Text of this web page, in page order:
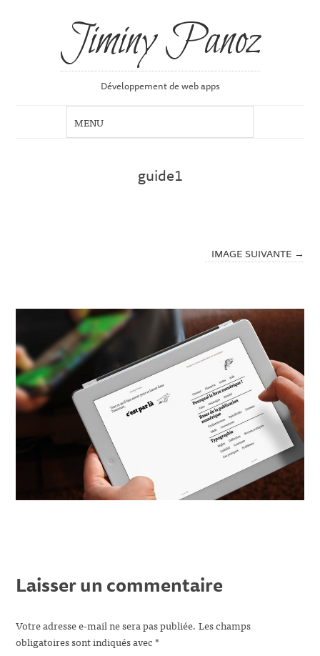
Jiminy Panoz
Développement de web apps
guide1
IMAGE SUIVANTE →
Laisser un commentaire
Votre adresse e-mail ne sera pas publiée. Les champs
obligatoires sont indiqués avec*